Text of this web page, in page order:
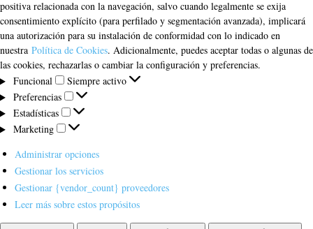
positiva relacionada con la navegación, salvo cuando legalmente se exija
consentimiento explícito (para perfilado y segmentación avanzada), implicará
una autorización para su instalación de conformidad con lo indicado en
nuestra Política de Cookies. Adicionalmente, puedes aceptar todas o algunas de
las cookies, rechazarlas o cambiar la configuración y preferencias.
Funcional
Funcional
Siempre activo
Preferencias
Preferencias
Estadísticas
Estadísticas
Marketing
Marketing
Administrar opciones
Gestionar los servicios
Gestionar {vendor_count} proveedores
Leer más sobre estos propósitos